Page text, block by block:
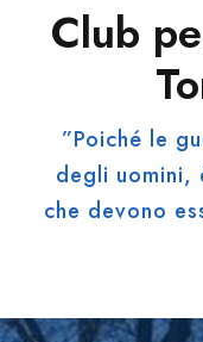
Club
”Poiché le
degli uomini,
che devono